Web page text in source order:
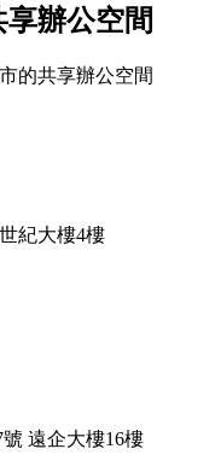
辦公空間
的共享辦公空間
紀大樓4樓
遠企大樓16樓